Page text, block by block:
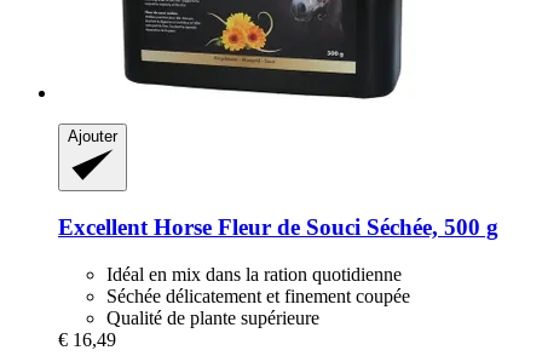
Ajouter
Excellent Horse Fleur de Souci Séchée, 500 g
Idéal en mix dans la ration quotidienne
Séchée délicatement et finement coupée
Qualité de plante supérieure
€ 16,49